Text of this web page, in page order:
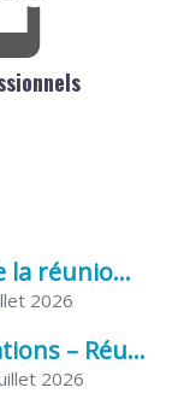
Compte-rendu de la réunion du Conseil municipal du 05 juin 2026
2026
Liste des délibérations – Réunion du Conseil municipal du 1er juillet 2026
2026